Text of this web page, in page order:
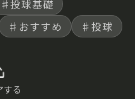
♯投球基礎
♯おすすめ ♯投球
する